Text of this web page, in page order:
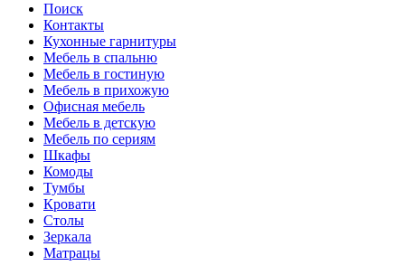
Поиск
Контакты
Кухонные гарнитуры
Мебель в спальню
Мебель в гостиную
Мебель в прихожую
Офисная мебель
Мебель в детскую
Мебель по сериям
Шкафы
Комоды
Тумбы
Кровати
Столы
Зеркала
Матрацы